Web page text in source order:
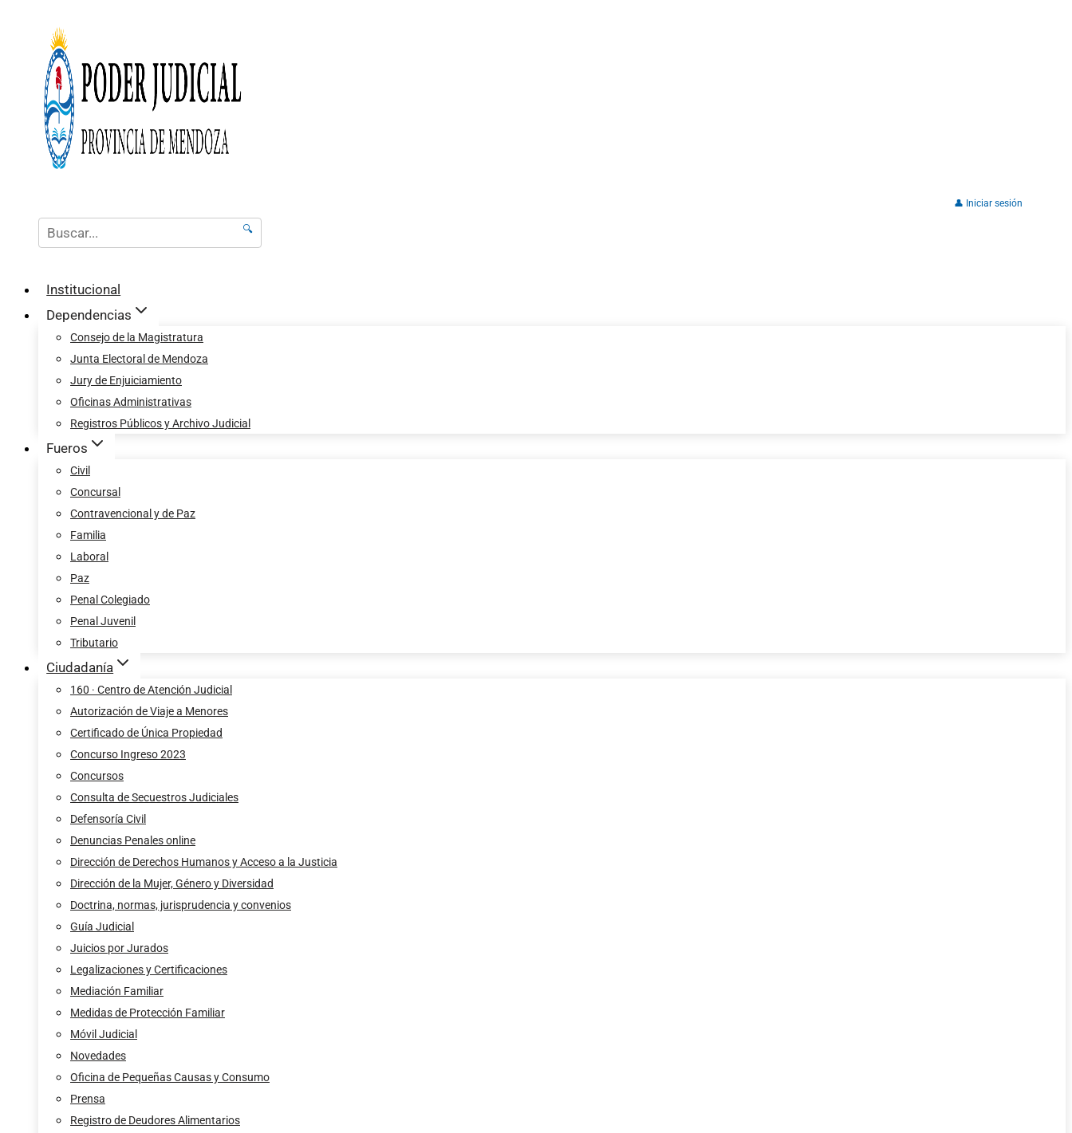
👤 Iniciar sesión
🔍
Institucional
Dependencias
Consejo de la Magistratura
Junta Electoral de Mendoza
Jury de Enjuiciamiento
Oficinas Administrativas
Registros Públicos y Archivo Judicial
Fueros
Civil
Concursal
Contravencional y de Paz
Familia
Laboral
Paz
Penal Colegiado
Penal Juvenil
Tributario
Ciudadanía
160 · Centro de Atención Judicial
Autorización de Viaje a Menores
Certificado de Única Propiedad
Concurso Ingreso 2023
Concursos
Consulta de Secuestros Judiciales
Defensoría Civil
Denuncias Penales online
Dirección de Derechos Humanos y Acceso a la Justicia
Dirección de la Mujer, Género y Diversidad
Doctrina, normas, jurisprudencia y convenios
Guía Judicial
Juicios por Jurados
Legalizaciones y Certificaciones
Mediación Familiar
Medidas de Protección Familiar
Móvil Judicial
Novedades
Oficina de Pequeñas Causas y Consumo
Prensa
Registro de Deudores Alimentarios